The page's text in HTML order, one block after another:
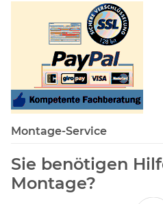
Montage-Service
Sie benötigen
Montage?